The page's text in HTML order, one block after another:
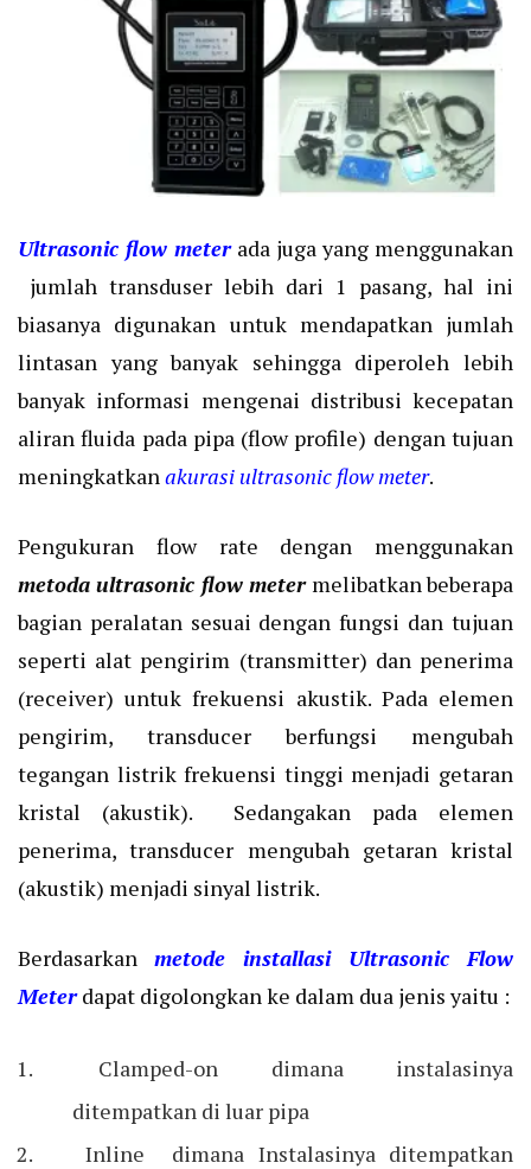
Ultrasonic flow meterada juga yang menggunakan
jumlah transduser lebih dari 1 pasang, hal ini
biasanya digunakan untuk mendapatkan jumlah
lintasan yang banyak sehingga diperoleh lebih
banyak informasi mengenai distribusi kecepatan
aliran fluida pada pipa (flow profile) dengan tujuan
meningkatkan akurasi ultrasonic flow meter.
Pengukuran flow rate dengan menggunakan
metoda ultrasonic flow metermelibatkan beberapa
bagian peralatan sesuai dengan fungsi dan tujuan
seperti alat pengirim (transmitter) dan penerima
(receiver) untuk frekuensi akustik. Pada elemen
pengirim, transducer berfungsi mengubah
tegangan listrik frekuensi tinggi menjadi getaran
kristal (akustik). Sedangakan pada elemen
penerima, transducer mengubah getaran kristal
(akustik) menjadi sinyal listrik.
Berdasarkan metode installasi Ultrasonic Flow
Meterdapat digolongkan ke dalam dua jenis yaitu :
Clamped-on dimana instalasinya
ditempatkan di luar pipa
Inline dimana Instalasinya ditempatkan